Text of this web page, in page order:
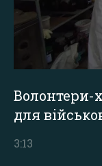
Волонтери-
для
3:13